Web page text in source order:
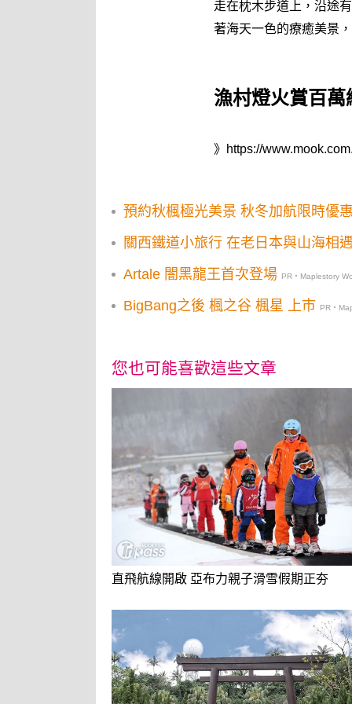
走在枕木步道上，沿途
著海天一色的療癒美景
漁村燈火賞百
》 https://
預約秋楓極光美景 秋冬加航限時優
關西鐵道小旅行 在老日本與山海相
Artale 闇黑龍王首次登場 PR・Maplestory
BigBang之後 楓之谷 楓星 上市 PR・
您也可能喜歡這些文章
直飛航線開啟 亞布力親子滑雪假期正夯